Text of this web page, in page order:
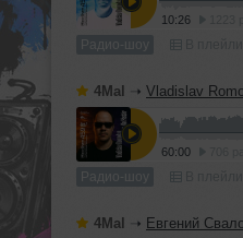
10:26
Радио-шоу
4Mal ➝ Vladislav Romodan pres. Vlad
60:00
Радио-шоу
4Mal ➝ Евгений Свалов